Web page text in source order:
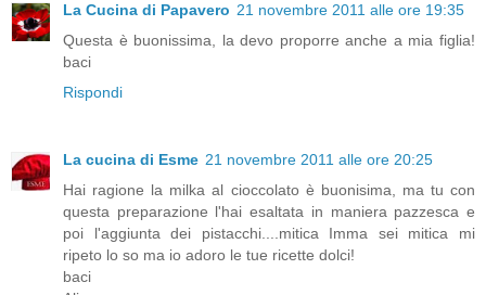
La Cucina di Papavero 21 novembre 2011 alle ore 19:35
Questa è buonissima, la devo proporre anche a mia figlia!
baci
Rispondi
La cucina di Esme 21 novembre 2011 alle ore 20:25
Hai ragione la milka al cioccolato è buonisima, ma tu con
questa preparazione l'hai esaltata in maniera pazzesca e
poi l'aggiunta dei pistacchi....mitica Imma sei mitica mi
ripeto lo so ma io adoro le tue ricette dolci!
baci